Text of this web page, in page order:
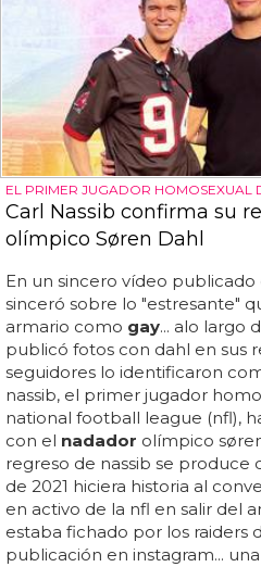
EL PRIMER JUGADOR HOMOSEXUAL
Carl Nassib confirma su
olímpico Søren Dahl
En un sincero vídeo publicado
sinceró sobre lo "estresante"
armario como gay... alo largo
publicó fotos con dahl en sus
seguidores lo identificaron
nassib, el primer jugador
national football league (nfl),
con el nadador olímpico
regreso de nassib se produce
de 2021 hiciera historia al
en activo de la nfl en salir del
estaba fichado por los raiders
publicación en instagram...